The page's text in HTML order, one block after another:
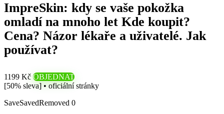
ImpreSkin: kdy se vaše pokožka
omladí na mnoho let Kde koupit?
Cena? Názor lékaře a uživatelé. Jak
používat?
1199 Kč OBJEDNAT
[50% sleva] • oficiální stránky
SaveSavedRemoved 0